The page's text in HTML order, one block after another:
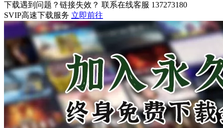
下载遇到问题？链接失效？ 联系在线客服 137273180
SVIP高速下载服务 立即前往